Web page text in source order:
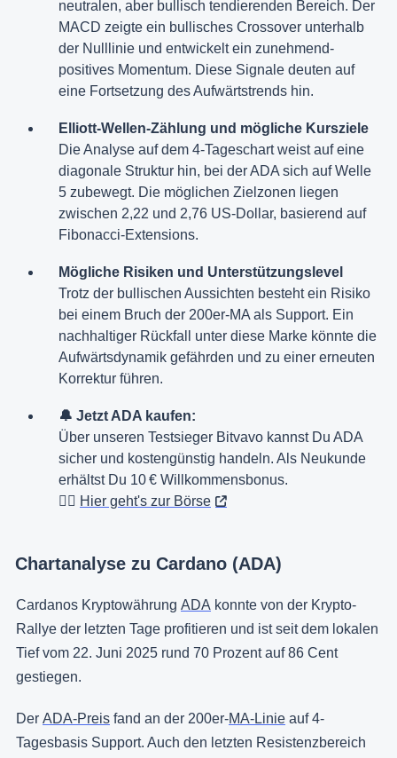
neutralen, aber bullisch tendierenden Bereich. Der
MACD zeigte ein bullisches Crossover unterhalb
der Nulllinie und entwickelt ein zunehmend-
positives Momentum. Diese Signale deuten auf
eine Fortsetzung des Aufwärtstrends hin.
Elliott-Wellen-Zählung und mögliche Kursziele
Die Analyse auf dem 4-Tageschart weist auf eine
diagonale Struktur hin, bei der ADA sich auf Welle
5 zubewegt. Die möglichen Zielzonen liegen
zwischen 2,22 und 2,76 US-Dollar, basierend auf
Fibonacci-Extensions.
Mögliche Risiken und Unterstützungslevel
Trotz der bullischen Aussichten besteht ein Risiko
bei einem Bruch der 200er-MA als Support. Ein
nachhaltiger Rückfall unter diese Marke könnte die
Aufwärtsdynamik gefährden und zu einer erneuten
Korrektur führen.
🔔 Jetzt ADA kaufen:
Über unseren Testsieger Bitvavo kannst Du ADA
sicher und kostengünstig handeln. Als Neukunde
erhältst Du 10 € Willkommensbonus.
👉🏻 Hier geht's zur Börse
Chartanalyse zu Cardano (ADA)
Cardanos Kryptowährung ADA konnte von der Krypto-
Rallye der letzten Tage profitieren und ist seit dem lokalen
Tief vom 22. Juni 2025 rund 70 Prozent auf 86 Cent
gestiegen.
Der ADA-Preis fand an der 200er-MA-Linie auf 4-
Tagesbasis Support. Auch den letzten Resistenzbereich